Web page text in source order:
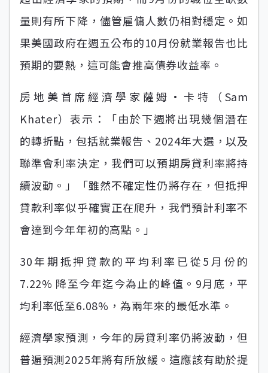
量則有所下降，儘管雇傭人數仍相對穩定。如
果美國政府在週五公布的10月份就業報告也比
預期的要熱，這可能會推高債券收益率。
房地美首席經濟學家薩姆·卡特（Sam
Khater）表示：「由於下週將出現幾個潛在
的轉折點，包括就業報告、2024年大選，以及
聯準會利率決定，我們可以預期房貸利率將持
續波動。」「雖然不確定性仍將存在，但抵押
貸款利率似乎確實正在爬升，我們預計利率不
會達到今年年初的高點。」
30年期抵押貸款的平均利率已從5月份的
7.22% 降至今年迄今為止的峰值。9月底，平
均利率低至6.08%，為兩年來的最低水準。
經濟學家預測，今年的房貸利率仍將波動，但
普遍預測2025年將有所放緩。這應該有助於提